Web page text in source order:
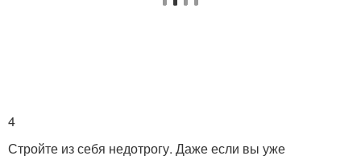
4
Стройте из себя недотрогу. Даже если вы уже